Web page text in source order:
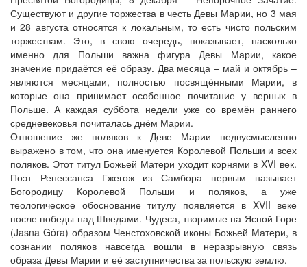
Существуют и другие торжества в честь Девы Марии, но 3 мая
и 28 августа относятся к локальным, то есть чисто польским
торжествам. Это, в свою очередь, показывает, насколько
именно для Польши важна фигура Девы Марии, какое
значение придаётся её образу. Два месяца – май и октябрь –
являются месяцами, полностью посвящёнными Марии, в
которые она принимает особенное почитание у верных в
Польше. А каждая суббота недели уже со времён раннего
средневековья почиталась днём Марии.
Отношение же поляков к Деве Марии недвусмысленно
выражено в том, что она именуется Королевой Польши и всех
поляков. Этот титул Божьей Матери уходит корнями в XVI век.
Поэт Ренессанса Гжегож из Самбора первым называет
Богородицу Королевой Польши и поляков, а уже
теологическое обоснование титулу появляется в XVII веке
после победы над Шведами. Чудеса, творимые на Ясной Горе
(Jasna Góra) образом Ченстоховской иконы Божьей Матери, в
сознании поляков навсегда вошли в неразрывную связь
образа Девы Марии и её заступничества за польскую землю.